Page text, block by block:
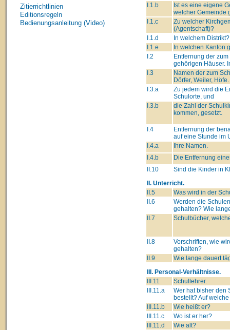
Zitierrichtlinien
Editionsregeln
Bedienungsanleitung (Video)
I.1.b
Ist es eine eigene
welcher Gemeinde
I.1.c
Zu welcher
(Agentschaft)?
I.1.d
In welchem Distrikt?
I.1.e
In welchen Kanton
I.2
Entfernung der
gehörigen Häuser.
I.3
Namen der zum
Dörfer, Weiler, Höfe.
I.3.a
Zu jedem wird die
Schulorte, und
I.3.b
die Zahl der
kommen, gesetzt.
I.4
Entfernung der
auf eine Stunde im
I.4.a
Ihre Namen.
I.4.b
Die Entfernung
II.10
Sind die Kinder in
II. Unterricht.
II.5
Was wird in der
II.6
Werden die
gehalten? Wie
II.7
Schulbücher,
II.8
Vorschriften, wie
gehalten?
II.9
Wie lange dauert
III. Personal-Verhältnisse.
III.11
Schullehrer.
III.11.a
Wer hat bisher den
bestellt? Auf
III.11.b
Wie heißt er?
III.11.c
Wo ist er her?
III.11.d
Wie alt?